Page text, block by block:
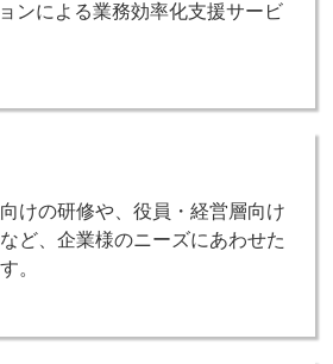
ンによる業務効率化支援サービ
けの研修や、役員・経営層向け
ど、企業様のニーズにあわせた
。